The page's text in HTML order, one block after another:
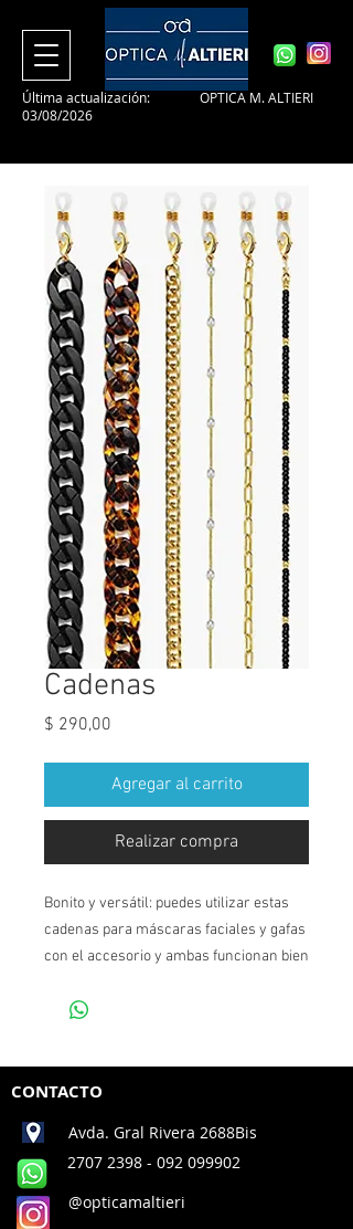
Última actualización:
03/08/2026
OPTICA M. ALTIERI
Cadenas
$ 290,00
Agregar al carrito
Realizar compra
Bonito y versátil: puedes utilizar estas
cadenas para máscaras faciales y gafas
con el accesorio y ambas funcionan bien
CONTACTO
Avda. Gral Rivera 2688Bis
2707 2398 - 092 099902
@opticamaltieri